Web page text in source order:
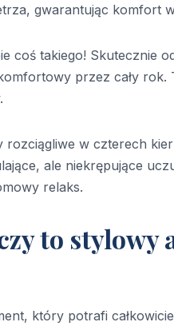
gwarantując komfort
coś takiego! Skutecznie
przez cały rok.
w czterech
ale niekrępujące
relaks.
to stylowy
który potrafi